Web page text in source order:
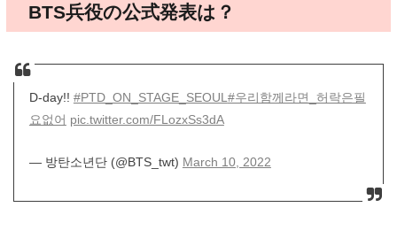
BTS兵役の公式発表は？
D-day!! #PTD_ON_STAGE_SEOUL #우리함께라면_허락은필
요없어 pic.twitter.com/FLozxSs3dA
— 방탄소년단 (@BTS_twt) March 10, 2022